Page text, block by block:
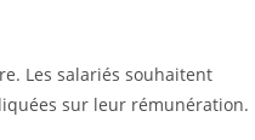
Les salariés souhaitent
sur leur rémunération.